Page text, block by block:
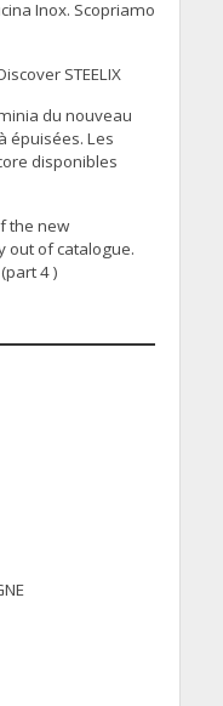
Inox. Scopriamo
STEELIX
du nouveau
épuisées. Les
disponibles
the new
out of catalogue.
4 )